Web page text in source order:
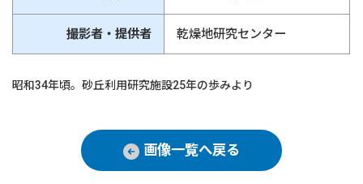
撮影者・提供者 乾燥地研究センター
昭和34年頃。砂丘利用研究施設25年の歩みより
画像一覧へ戻る